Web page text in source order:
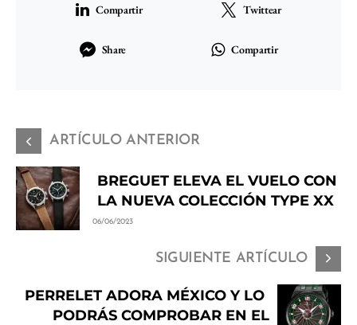
Compartir Twittear
Share Compartir
ARTÍCULO ANTERIOR
BREGUET ELEVA EL VUELO CON
LA NUEVA COLECCIÓN TYPE XX
06/06/2023
SIGUIENTE ARTÍCULO
PERRELET ADORA MÉXICO Y LO
PODRÁS COMPROBAR EN EL